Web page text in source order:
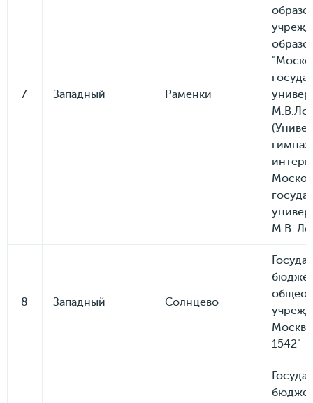
7 Западный Раменки
М.В.
8 Западный Солнцево
1542"